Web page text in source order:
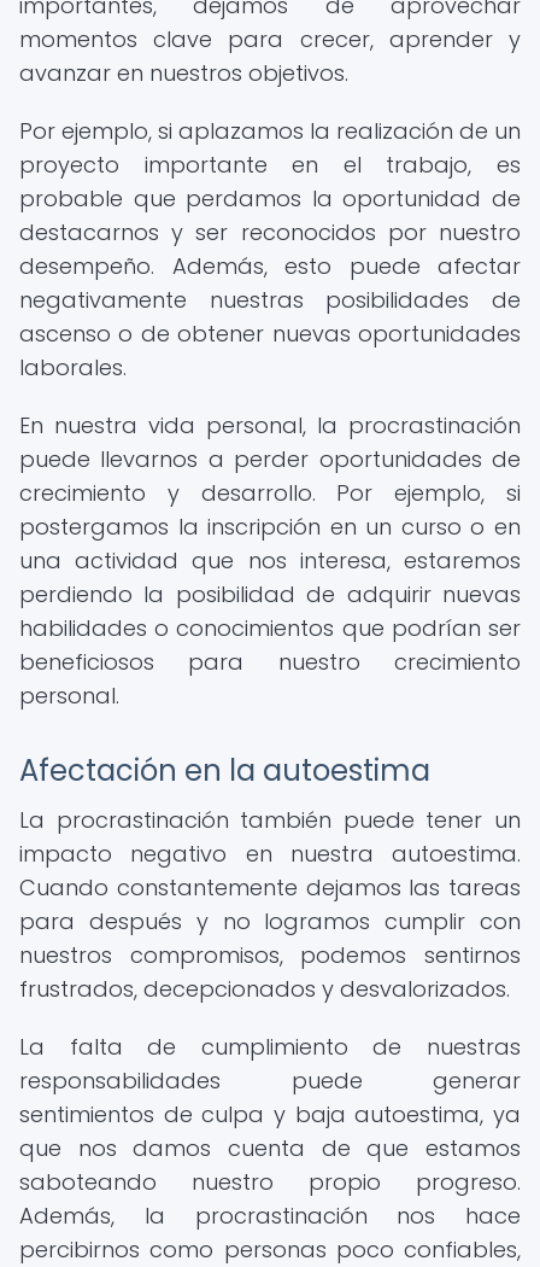
momentos clave para crecer, aprender y
avanzar en nuestros objetivos.
Por ejemplo, si aplazamos la realización de un
proyecto importante en el trabajo, es
probable que perdamos la oportunidad de
destacarnos y ser reconocidos por nuestro
desempeño. Además, esto puede afectar
negativamente nuestras posibilidades de
ascenso o de obtener nuevas oportunidades
laborales.
En nuestra vida personal, la procrastinación
puede llevarnos a perder oportunidades de
crecimiento y desarrollo. Por ejemplo, si
postergamos la inscripción en un curso o en
una actividad que nos interesa, estaremos
perdiendo la posibilidad de adquirir nuevas
habilidades o conocimientos que podrían ser
beneficiosos para nuestro crecimiento
personal.
Afectación en la autoestima
La procrastinación también puede tener un
impacto negativo en nuestra autoestima.
Cuando constantemente dejamos las tareas
para después y no logramos cumplir con
nuestros compromisos, podemos sentirnos
frustrados, decepcionados y desvalorizados.
La falta de cumplimiento de nuestras
responsabilidades puede generar
sentimientos de culpa y baja autoestima, ya
que nos damos cuenta de que estamos
saboteando nuestro propio progreso.
Además, la procrastinación nos hace
percibirnos como personas poco confiables,